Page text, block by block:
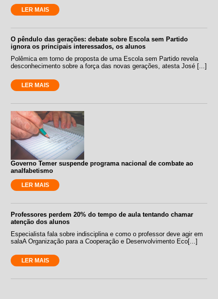
LER MAIS
O pêndulo das gerações: debate sobre Escola sem Partido
ignora os principais interessados, os alunos
Polêmica em torno de proposta de uma Escola sem Partido revela
desconhecimento sobre a força das novas gerações, atesta José [...]
LER MAIS
Governo Temer suspende programa nacional de combate ao
analfabetismo
LER MAIS
Professores perdem 20% do tempo de aula tentando chamar
atenção dos alunos
Especialista fala sobre indisciplina e como o professor deve agir em
salaA Organização para a Cooperação e Desenvolvimento Eco[...]
LER MAIS